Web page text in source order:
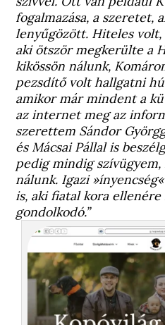
fogalmazása, a szeretet,
lenyűgözött. Hiteles volt,
aki ötször megkerülte a
kikössön nálunk,
pezsdítő volt hallgatni
amikor már mindent a
az internet meg az
szerettem Sándor
és Mácsai Pállal is
pedig mindig
nálunk. Igazi
is, aki fiatal kora ellenére
gondolkodó.”